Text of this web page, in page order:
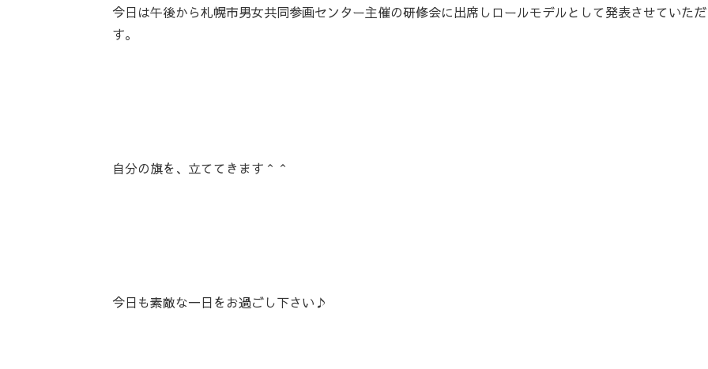
今日は午後から札幌市男女共同参画センター主催の研修会に出席しロールモデルとして発表させていた
す。
自分の旗を、立ててきます＾＾
今日も素敵な一日をお過ごし下さい♪